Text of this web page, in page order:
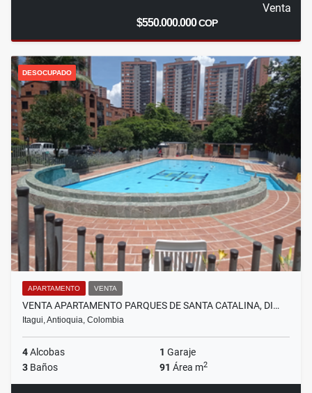
Venta
$550.000.000COP
DESOCUPADO
APARTAMENTO VENTA
VENTA APARTAMENTO PARQUES DE SANTA CATALINA, DI…
Itagui, Antioquia, Colombia
4Alcobas 1 Garaje
3 Baños 91 Área m2